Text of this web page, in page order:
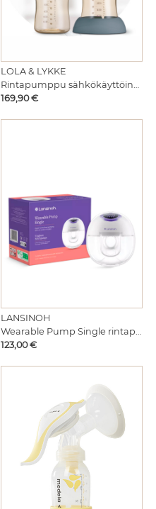
LOLA & LYKKE
Hinta
169,90 €
LANSINOH
Hinta
123,00 €